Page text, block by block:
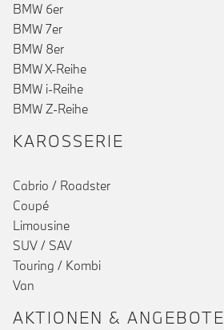
BMW 6er
BMW 7er
BMW 8er
BMW X-Reihe
BMW i-Reihe
BMW Z-Reihe
KAROSSERIE
Cabrio / Roadster
Coupé
Limousine
SUV / SAV
Touring / Kombi
Van
AKTIONEN & ANGEBOTE